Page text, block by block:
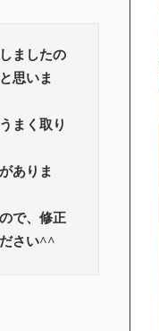
ましたの
思いま
まく取り
ありま
で、修正
さい^^